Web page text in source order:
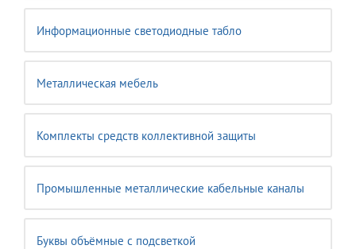
Информационные светодиодные табло
Металлическая мебель
Комплекты средств коллективной защиты
Промышленные металлические кабельные каналы
Буквы объёмные с подсветкой